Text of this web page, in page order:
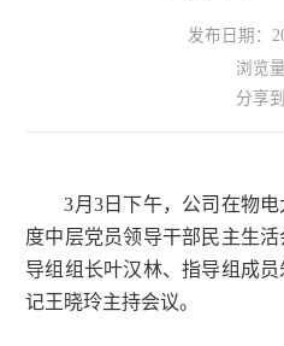
发布日期：
浏览量
分享到
3月3日下午，公司在物
度中层党员领导干部民主生
导组组长叶汉林、指导组成
记王晓玲主持会议。